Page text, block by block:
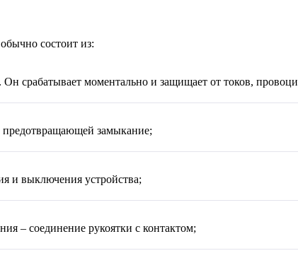
состоит из:
Он срабатывает моментально и защищает от токов,
предотвращающей замыкание;
и выключения устройства;
– соединение рукоятки с контактом;